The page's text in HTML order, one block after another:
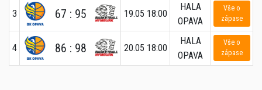
3 67 : 95 19.05 18:00
HALA
OPAVA
Vše o
zápase
4 86 : 98 20.05 18:00
HALA
OPAVA
Vše o
zápase